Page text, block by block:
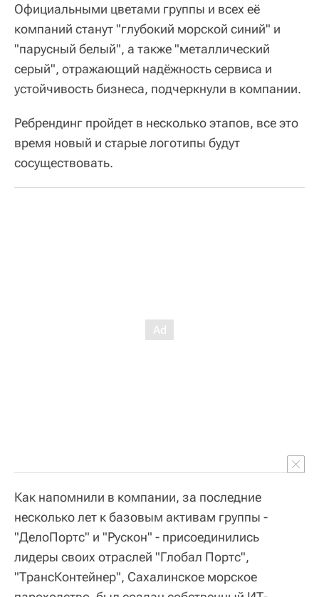
Официальными цветами группы и всех её
компаний станут "глубокий морской синий" и
"парусный белый", а также "металлический
серый", отражающий надёжность сервиса и
устойчивость бизнеса, подчеркнули в компании.
Ребрендинг пройдет в несколько этапов, все это
время новый и старые логотипы будут
сосуществовать.
Как напомнили в компании, за последние
несколько лет к базовым активам группы -
"ДелоПортс" и "Рускон" - присоединились
лидеры своих отраслей "Глобал Портс",
"ТрансКонтейнер", Сахалинское морское